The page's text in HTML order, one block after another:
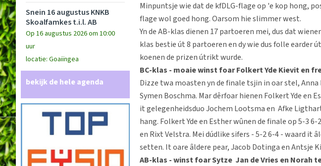
Snein 16 augustus KNKB
Skoalfamkes t.i.l. AB
Op 16 augustus 2026 om 10:00
uur
locatie: Goaiïngea
bekijk de hele agenda
Minpuntsje wie dat de kfDLG-flage op 'e kop hong,
flage wol goed hong. Oarsom hie slimmer west.
Yn de AB-klas dienen 17 partoeren mei, dus dat
klas bestie út 8 partoeren en dy wie dus folle earder
koenen de prizen útrikt wurde.
BC-klas - moaie winst foar Folkert Yde Kievit en
Dizze twa moasten yn de finale tsjin in oar stel,
Symen Boschma. Mar dêrfoar hienen Folkert Yde en
it gelegenheidsduo Jochem Lootsma en Afke
hang. Folkert Yde en Esther wûnen de finale op 5-3
en Rixt Velstra. Mei dúdlike sifers - 5-2 6-4 - waard it
setten. It oare âldere pear, Jacob Dotinga en Antsje
AB-klas - winst foar Sytze Jan de Vries en Norah